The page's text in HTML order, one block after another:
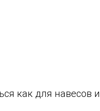
как для навесов